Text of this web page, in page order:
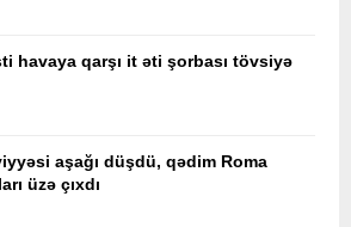
havaya qarşı it əti şorbası tövsiyə
aşağı düşdü, qədim Roma
üzə çıxdı